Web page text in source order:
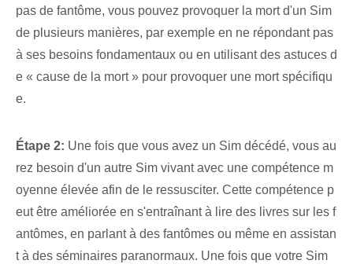
pas de fantôme, vous pouvez provoquer la mort d'un Sim
de plusieurs manières, par exemple en ne répondant pas
à ses besoins fondamentaux ou en utilisant des astuces d
e « cause de la mort » pour provoquer une mort spécifiqu
e.
Étape 2: Une fois que vous avez un Sim décédé, vous au
rez besoin d'un autre Sim vivant avec une compétence m
oyenne élevée afin de le ressusciter. Cette compétence p
eut être améliorée en s'entraînant à lire des livres sur les f
antômes, en parlant à des fantômes ou même en assistan
t à des séminaires paranormaux. Une fois que votre Sim